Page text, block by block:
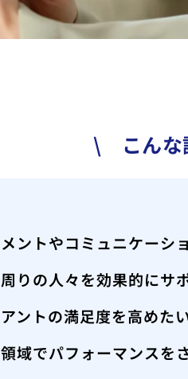
\ こんな
ントやコミュニケーシ
りの人々を効果的にサ
ントの満足度を高めた
域でパフォーマンスを